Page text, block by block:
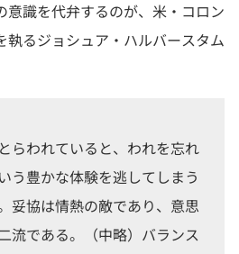
意識を代弁するのが、米・コロン
執るジョシュア・ハルバースタム
らわれていると、われを忘れ
う豊かな体験を逃してしまう
妥協は情熱の敵であり、意思
流である。（中略）バランス